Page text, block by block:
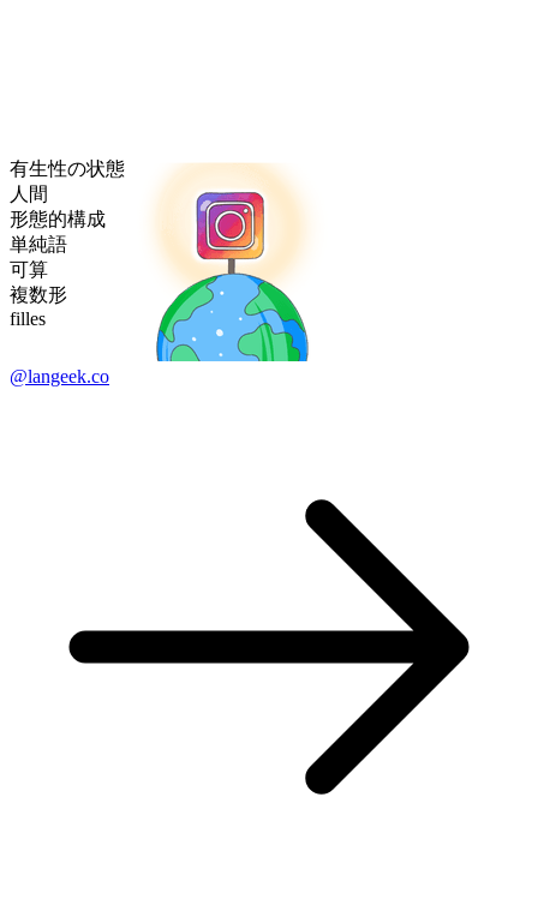
有生性の状態
人間
形態的構成
単純語
可算
複数形
filles
@langeek.co